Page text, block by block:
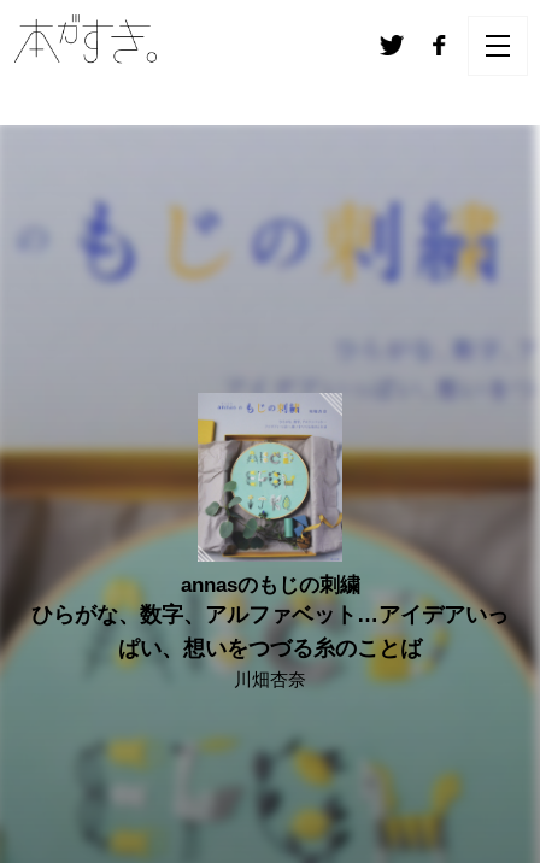
annasのもじの刺繍
ひらがな、数字、アルファベット…アイデアいっ
ぱい、想いをつづる糸のことば
川畑杏奈
トートバックやブローチ、ハンカチなどの小物や、通園グッ